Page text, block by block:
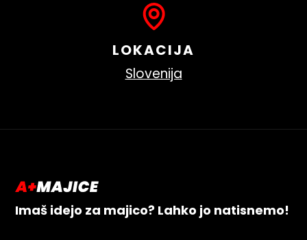
LOKACIJA
Slovenija
Imaš idejo za majico? Lahko jo natisnemo!